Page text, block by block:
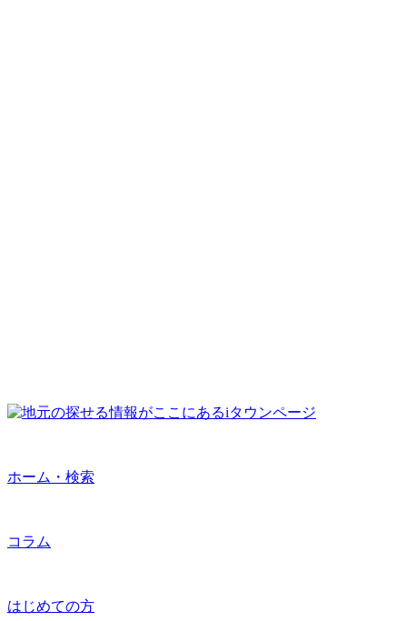
ホーム・検索
コラム
はじめての方